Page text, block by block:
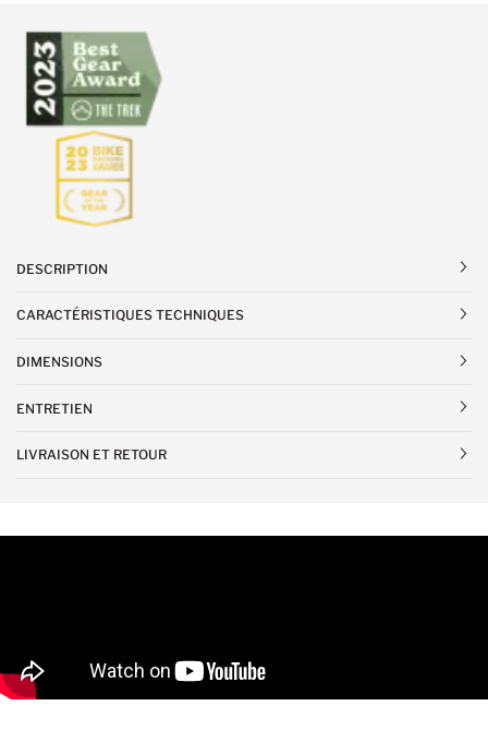
DESCRIPTION
CARACTÉRISTIQUES TECHNIQUES
DIMENSIONS
ENTRETIEN
LIVRAISON ET RETOUR